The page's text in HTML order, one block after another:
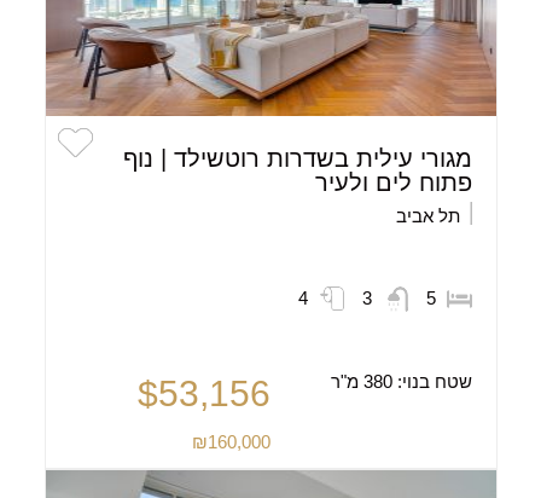
מגורי עילית בשדרות רוטשילד | נוף
פתוח לים ולעיר
תל אביב
5
3
4
שטח בנוי:380 מ"ר $53,156
₪160,000